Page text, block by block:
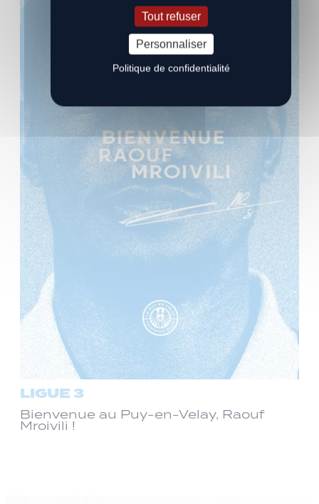
LIGUE 3
Bienvenue au Puy-en-Velay, Raouf
Mroivili !
Tout refuser
Personnaliser
Politique de confidentialité